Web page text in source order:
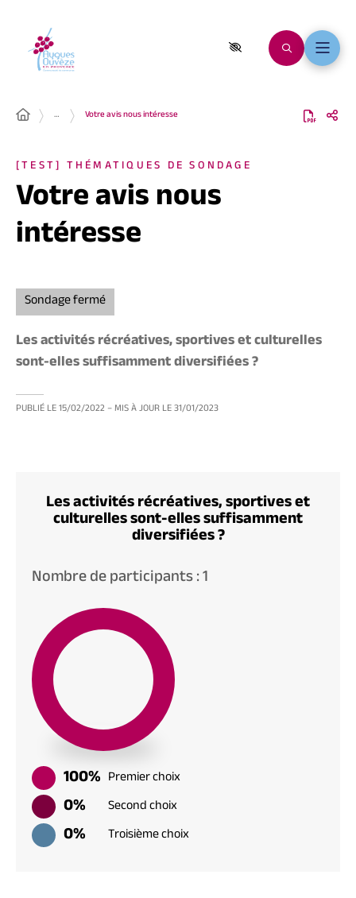
… Votre avis nous intéresse
[TEST] THÉMATIQUES DE SONDAGE
Votre avis nous
intéresse
Sondage fermé
Les activités récréatives, sportives et culturelles
sont-elles suffisamment diversifiées ?
PUBLIÉ LE15/02/2022 – MIS À JOUR LE31/01/2023
Les activités récréatives, sportives et
culturelles sont-elles suffisamment
diversifiées ?
Nombre de participants : 1
100% Premier choix
0% Second choix
0% Troisième choix